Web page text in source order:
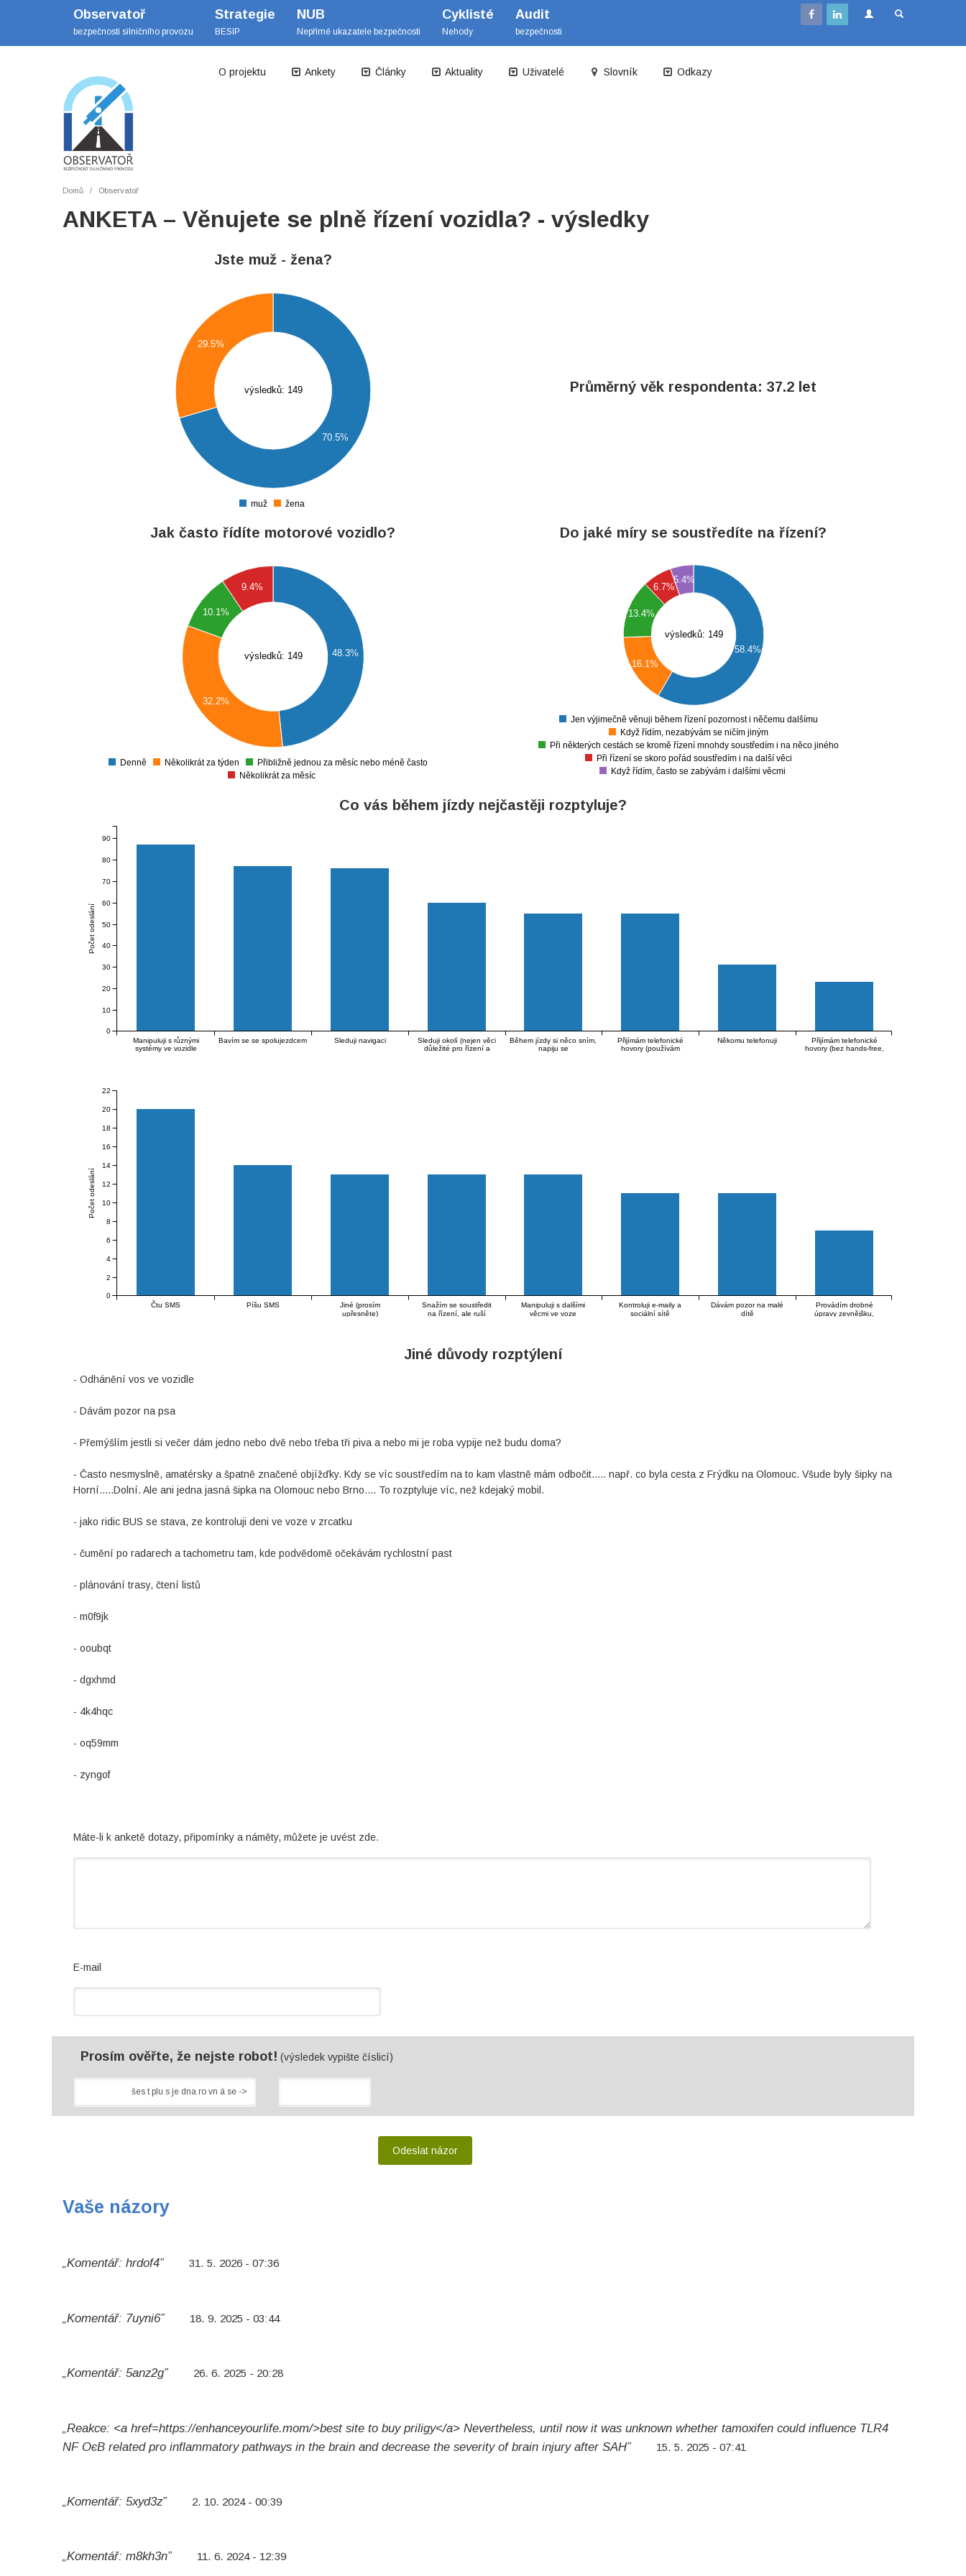
Observatoř
bezpečnosti silničního provozu
Strategie
BESIP
NUB
Nepřímé ukazatele bezpečnosti
Cyklisté
Nehody
Audit
bezpečnosti
O projektu Ankety Články Aktuality Uživatelé Slovník Odkazy
Domů Observatoř
ANKETA – Věnujete se plně řízení vozidla? - výsledky
Jste muž - žena?
výsledků: 149
70.5%
29.5%
muž žena
Průměrný věk respondenta: 37.2 let
Jak často řídíte motorové vozidlo?
výsledků: 149 48.3%
32.2%
10.1%
9.4%
Denně Několikrát za týden
Přibližně jednou za měsíc nebo méně často
Několikrát za měsíc
Do jaké míry se soustředíte na řízení?
výsledků: 149
58.4%
16.1%
13.4%
6.7%
5.4%
Jen výjimečně věnuji během řízení pozornost i něčemu dalšímu
Když řídím, nezabývám se ničím jiným
Při některých cestách se kromě řízení mnohdy soustředím i na něco jiného
Při řízení se skoro pořád soustředím i na další věci
Když řídím, často se zabývám i dalšími věcmi
Co vás během jízdy nejčastěji rozptyluje?
Manipuluji s různými
systémy ve vozidle
Bavím se se spolujezdcem Sleduji navigaci
Sleduji okolí (nejen věci
důležité pro řízení a
Během jízdy si něco sním,
napiju se
Přijímám telefonické
hovory (používám
Někomu telefonuji
Přijímám telefonické
hovory (bez hands-free,
Počet odeslání
0
10
20
30
40
50
60
70
80
90
Čtu SMS Píšu SMS
Jiné (prosím
upřesněte)
Snažím se soustředit
na řízení, ale ruší
Manipuluji s dalšími
věcmi ve voze
Kontroluji e-maily a
sociální sítě
Dávám pozor na malé
dítě
Provádím drobné
úpravy zevnějšku,
Počet odeslání
0
2
4
6
8
10
12
14
16
18
20
22
Jiné důvody rozptýlení
- Odhánění vos ve vozidle
- Dávám pozor na psa
- Přemýšlím jestli si večer dám jedno nebo dvě nebo třeba tři piva a nebo mi je roba vypije než budu doma?
- Často nesmyslně, amatérsky a špatně značené objížďky. Kdy se víc soustředím na to kam vlastně mám odbočit..... např. co byla cesta z Frýdku na Olomouc. Všude byly šipky na
Horní.....Dolní. Ale ani jedna jasná šipka na Olomouc nebo Brno.... To rozptyluje víc, než kdejaký mobil.
- jako ridic BUS se stava, ze kontroluji deni ve voze v zrcatku
- čumění po radarech a tachometru tam, kde podvědomě očekávám rychlostní past
- plánování trasy, čtení listů
- m0f9jk
- ooubqt
- dgxhmd
- 4k4hqc
- oq59mm
- zyngof
Máte-li k anketě dotazy, připomínky a náměty, můžete je uvést zde.
E-mail
Prosím ověřte, že nejste robot! (výsledek vypište číslicí)
Vaše názory
„Komentář: hrdof4” 31. 5. 2026 - 07:36
„Komentář: 7uyni6” 18. 9. 2025 - 03:44
„Komentář: 5anz2g” 26. 6. 2025 - 20:28
„Reakce: <a href=https://enhanceyourlife.mom/>best site to buy priligy</a> Nevertheless, until now it was unknown whether tamoxifen could influence TLR4
NF ОєB related pro inflammatory pathways in the brain and decrease the severity of brain injury after SAH”
15. 5. 2025 - 07:41
„Komentář: 5xyd3z” 2. 10. 2024 - 00:39
„Komentář: m8kh3n” 11. 6. 2024 - 12:39